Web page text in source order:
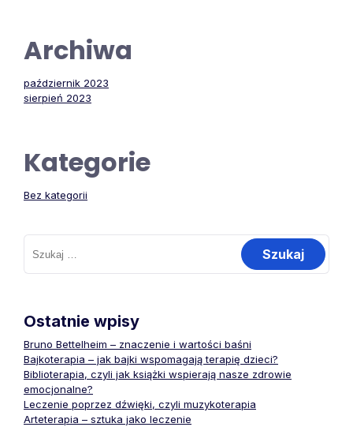
Archiwa
październik 2023
sierpień 2023
Kategorie
Bez kategorii
Szukaj:
Ostatnie wpisy
Bruno Bettelheim – znaczenie i wartości baśni
Bajkoterapia – jak bajki wspomagają terapię dzieci?
Biblioterapia, czyli jak książki wspierają nasze zdrowie
emocjonalne?
Leczenie poprzez dźwięki, czyli muzykoterapia
Arteterapia – sztuka jako leczenie